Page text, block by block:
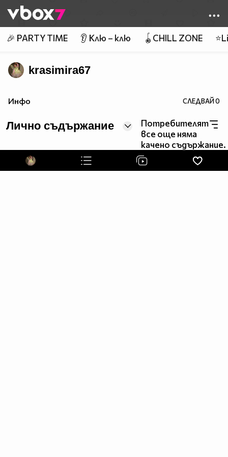
👾
🎉 PARTY TIME 👂 Клю – клю 🪀CHILL ZONE
krasimira67
Инфо СЛЕДВАЙ0
Лично съдържание
Потребителят
все още няма
качено съдържание.